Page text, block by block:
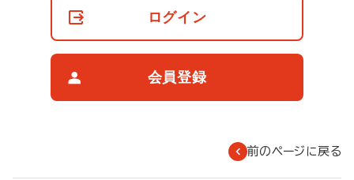
ログイン
会員登録
前のページに戻る